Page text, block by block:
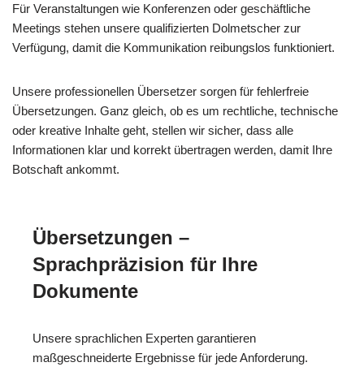
Für Veranstaltungen wie Konferenzen oder geschäftliche
Meetings stehen unsere qualifizierten Dolmetscher zur
Verfügung, damit die Kommunikation reibungslos funktioniert.
Unsere professionellen Übersetzer sorgen für fehlerfreie
Übersetzungen. Ganz gleich, ob es um rechtliche, technische
oder kreative Inhalte geht, stellen wir sicher, dass alle
Informationen klar und korrekt übertragen werden, damit Ihre
Botschaft ankommt.
Übersetzungen –
Sprachpräzision für Ihre
Dokumente
Unsere sprachlichen Experten garantieren
maßgeschneiderte Ergebnisse für jede Anforderung.